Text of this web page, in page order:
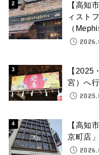
【高知
ィスト
（
【2025
宮）へ
【高知
京町店